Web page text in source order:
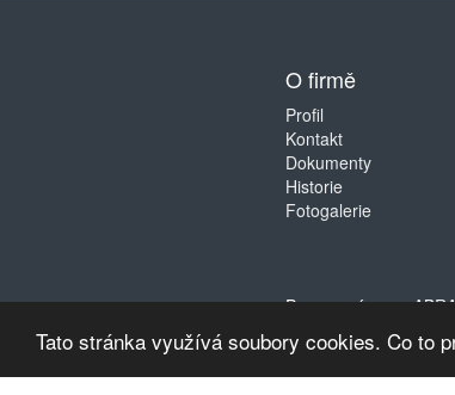
Tato stránka využívá soubory cookies. Co to
O firmě
Profil
Kontakt
Dokumenty
Historie
Fotogalerie
Provozováno na